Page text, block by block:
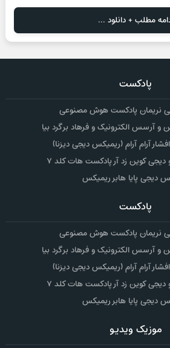
مطلب + دانلود ...
پادکست
نریمان پادکست هوش مصنوعی
آرسس الکترونیک و فرهاد برگرد بیا
آرام آرام (ریمیکس دیجی دیزنا)
کوین زد آر پادکست هات کلد ۷
دیجی پایا هابر ریمیکس
پادکست
نریمان پادکست هوش مصنوعی
آرسس الکترونیک و فرهاد برگرد بیا
آرام آرام (ریمیکس دیجی دیزنا)
کوین زد آر پادکست هات کلد ۷
دیجی پایا هابر ریمیکس
موزیک ویدیو